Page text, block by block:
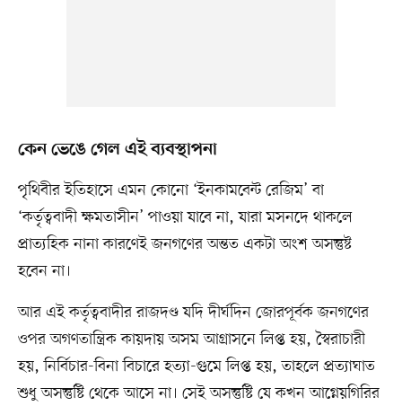
কেন ভেঙে গেল এই ব্যবস্থাপনা
পৃথিবীর ইতিহাসে এমন কোনো ‘ইনকামবেন্ট রেজিম’ বা
‘কর্তৃত্ববাদী ক্ষমতাসীন’ পাওয়া যাবে না, যারা মসনদে থাকলে
প্রাত্যহিক নানা কারণেই জনগণের অন্তত একটা অংশ অসন্তুষ্ট
হবেন না।
আর এই কর্তৃত্ববাদীর রাজদণ্ড যদি দীর্ঘদিন জোরপূর্বক জনগণের
ওপর অগণতান্ত্রিক কায়দায় অসম আগ্রাসনে লিপ্ত হয়, স্বৈরাচারী
হয়, নির্বিচার-বিনা বিচারে হত্যা-গুমে লিপ্ত হয়, তাহলে প্রত্যাঘাত
শুধু অসন্তুষ্টি থেকে আসে না। সেই অসন্তুষ্টি যে কখন আগ্নেয়গিরির